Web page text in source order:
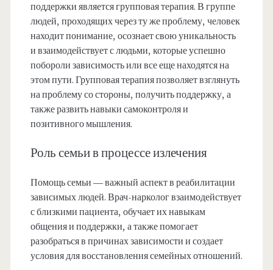
поддержки является групповая терапия. В группе
людей, проходящих через ту же проблему, человек
находит понимание, осознает свою уникальность
и взаимодействует с людьми, которые успешно
побороли зависимость или все еще находятся на
этом пути. Групповая терапия позволяет взглянуть
на проблему со стороны, получить поддержку, а
также развить навыки самоконтроля и
позитивного мышления.
Роль семьи в процессе излечения
Помощь семьи — важный аспект в реабилитации
зависимых людей. Врач-нарколог взаимодействует
с близкими пациента, обучает их навыкам
общения и поддержки, а также помогает
разобраться в причинах зависимости и создает
условия для восстановления семейных отношений.